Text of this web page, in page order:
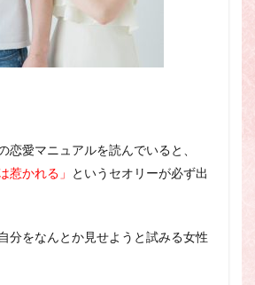
恋愛マニュアルを読んでいると、
惹かれる」
というセオリーが必ず出
分をなんとか見せようと試みる女性